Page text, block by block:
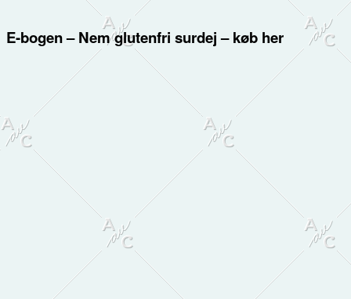
E-bogen – Nem glutenfri surdej – køb her